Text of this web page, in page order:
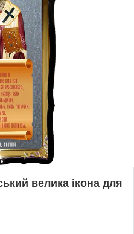
велика ікона для